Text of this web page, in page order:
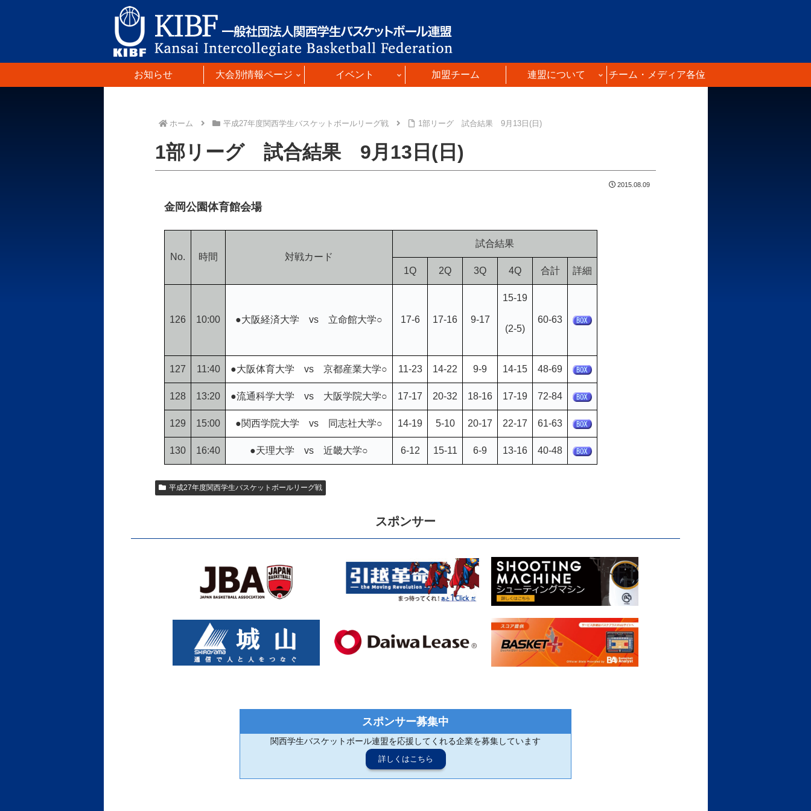
お知らせ 大会別情報ページ イベント 加盟チーム 連盟について チーム・メディア各位
ホーム 平成27年度関西学生バスケットボールリーグ戦 1部リーグ 試合結果 9月13日(日)
1部リーグ 試合結果 9月13日(日)
2015.08.09
金岡公園体育館会場
No. 時間 対戦カード
試合結果
1Q 2Q 3Q 4Q 合計 詳細
126 10:00 ●大阪経済大学 vs 立命館大学○ 17-6 17-16 9-17
15-19
(2-5)
60-63
127 11:40 ●大阪体育大学 vs 京都産業大学○ 11-23 14-22 9-9 14-15 48-69
128 13:20 ●流通科学大学 vs 大阪学院大学○ 17-17 20-32 18-16 17-19 72-84
129 15:00 ●関西学院大学 vs 同志社大学○ 14-19 5-10 20-17 22-17 61-63
130 16:40 ●天理大学 vs 近畿大学○ 6-12 15-11 6-9 13-16 40-48
平成27年度関西学生バスケットボールリーグ戦
スポンサー
スポンサー募集中
関西学生バスケットボール連盟を応援してくれる企業を募集しています
詳しくはこちら